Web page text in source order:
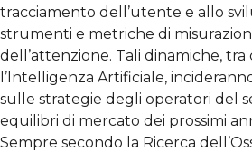
tracciamento dell’utente e allo
strumenti e metriche di
dell’attenzione. Tali dinamiche, tra
l’Intelligenza Artificiale,
sulle strategie degli operatori del
equilibri di mercato dei prossimi
Sempre secondo la Ricerca